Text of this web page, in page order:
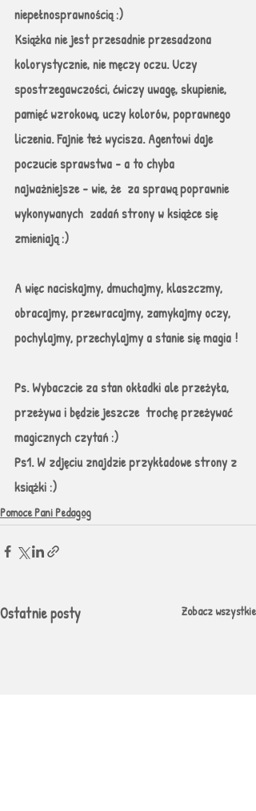
niepełnosprawnością :)
Książka nie jest przesadnie przesadzona
kolorystycznie, nie męczy oczu. Uczy
spostrzegawczości, ćwiczy uwagę, skupienie,
pamięć wzrokową, uczy kolorów, poprawnego
liczenia. Fajnie też wycisza. Agentowi daje
poczucie sprawstwa - a to chyba
najważniejsze - wie, że  za sprawą poprawnie
wykonywanych  zadań strony w książce się
zmieniają :)
A więc naciskajmy, dmuchajmy, klaszczmy,
obracajmy, przewracajmy, zamykajmy oczy,
pochylajmy, przechylajmy a stanie się magia !
Ps. Wybaczcie za stan okładki ale przeżyła,
przeżywa i będzie jeszcze  trochę przeżywać
magicznych czytań :)
Ps1. W zdjęciu znajdzie przykładowe strony z
książki :)
Pomoce Pani Pedagog
Ostatnie posty Zobacz wszystkie